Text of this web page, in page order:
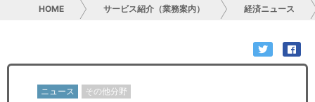
グループ概要
HOME サービス紹介（業務案内） 経済ニュース
ニュース その他分野